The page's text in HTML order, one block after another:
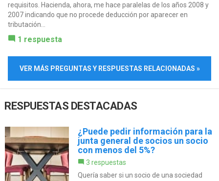
requisitos. Hacienda, ahora, me hace paralelas de los años 2008 y
2007 indicando que no procede deducción por aparecer en
tributación...
1 respuesta
VER MÁS PREGUNTAS Y RESPUESTAS RELACIONADAS »
RESPUESTAS DESTACADAS
¿Puede pedir información para la
junta general de socios un socio
con menos del 5%?
3 respuestas
Quería saber si un socio de una sociedad